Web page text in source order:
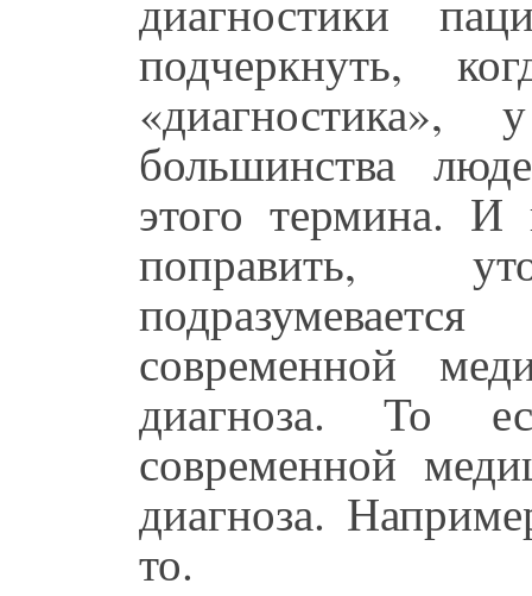
диагностики
подчеркнуть,
большинства
этого термина. И
поправить,
современной
диагноза. То
современной
диагноза.
то.